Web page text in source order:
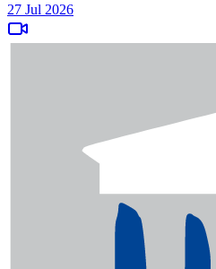
27 Jul 2026